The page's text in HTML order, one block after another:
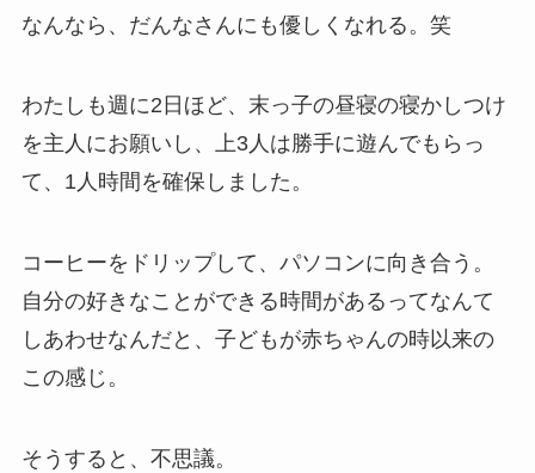
なんなら、だんなさんにも優しくなれる。笑
わたしも週に2日ほど、末っ子の昼寝の寝かしつけ
を主人にお願いし、上3人は勝手に遊んでもらっ
て、1人時間を確保しました。
コーヒーをドリップして、パソコンに向き合う。
自分の好きなことができる時間があるってなんて
しあわせなんだと、子どもが赤ちゃんの時以来の
この感じ。
そうすると、不思議。